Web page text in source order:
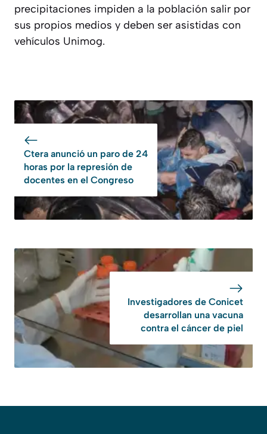
precipitaciones impiden a la población salir por
sus propios medios y deben ser asistidas con
vehículos Unimog.
Ctera anunció un paro de 24
horas por la represión de
docentes en el Congreso
Investigadores de Conicet
desarrollan una vacuna
contra el cáncer de piel